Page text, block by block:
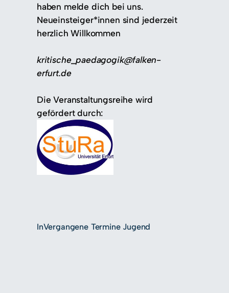
haben melde dich bei uns.
Neueinsteiger*innen sind jederzeit
herzlich Willkommen
kritische_paedagogik@falken-
erfurt.de
Die Veranstaltungsreihe wird
gefördert durch:
InVergangene Termine Jugend